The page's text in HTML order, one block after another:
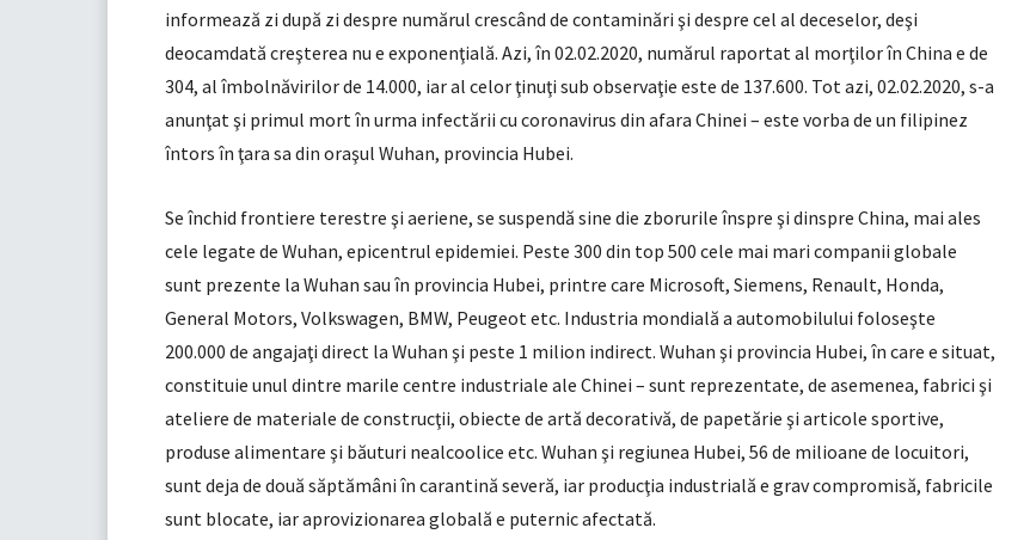
informează zi după zi despre numărul crescând de contaminări şi despre cel al deceselor, deşi
deocamdată creşterea nu e exponenţială. Azi, în 02.02.2020, numărul raportat al morţilor în China e de
304, al îmbolnăvirilor de 14.000, iar al celor ţinuţi sub observaţie este de 137.600. Tot azi, 02.02.2020, s-a
anunţat şi primul mort în urma infectării cu coronavirus din afara Chinei – este vorba de un filipinez
întors în ţara sa din oraşul Wuhan, provincia Hubei.
Se închid frontiere terestre şi aeriene, se suspendă sine die zborurile înspre şi dinspre China, mai ales
cele legate de Wuhan, epicentrul epidemiei. Peste 300 din top 500 cele mai mari companii globale
sunt prezente la Wuhan sau în provincia Hubei, printre care Microsoft, Siemens, Renault, Honda,
General Motors, Volkswagen, BMW, Peugeot etc. Industria mondială a automobilului foloseşte
200.000 de angajaţi direct la Wuhan şi peste 1 milion indirect. Wuhan şi provincia Hubei, în care e situat,
constituie unul dintre marile centre industriale ale Chinei – sunt reprezentate, de asemenea, fabrici şi
ateliere de materiale de construcţii, obiecte de artă decorativă, de papetărie şi articole sportive,
produse alimentare şi băuturi nealcoolice etc. Wuhan şi regiunea Hubei, 56 de milioane de locuitori,
sunt deja de două săptămâni în carantină severă, iar producţia industrială e grav compromisă, fabricile
sunt blocate, iar aprovizionarea globală e puternic afectată.